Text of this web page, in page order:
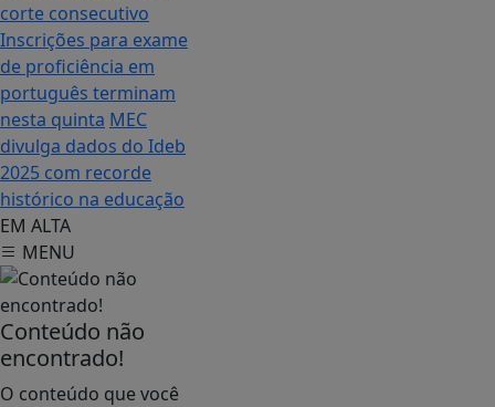
corte consecutivo
Inscrições para exame
de proficiência em
português terminam
nesta quinta MEC
divulga dados do Ideb
2025 com recorde
histórico na educação
EM ALTA
MENU
Conteúdo não
encontrado!
O conteúdo que você